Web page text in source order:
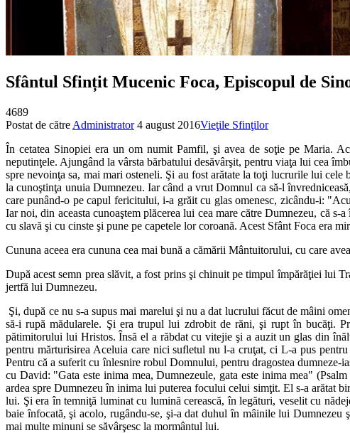
Sfântul Sfințit Mucenic Foca, Episcopul de
4689
Postat de către Administrator 4 august 2016Vieţile Sfinţilor
În cetatea Sinopiei era un om numit Pamfil, şi avea de soţie pe Maria.
neputinţele. Ajungând la vârsta bărbatului desăvârşit, pentru viaţa lui cea
spre nevoinţa sa, mai mari osteneli. Şi au fost arătate la toţi lucrurile lui
la cunoştinţa unuia Dumnezeu. Iar când a vrut Domnul ca să-l
care punând-o pe capul fericitului, i-a grăit cu glas omenesc, zicându-i:
Iar noi, din aceasta cunoaştem plăcerea lui cea mare către Dumnezeu, că
cu slavă şi cu cinste şi pune pe capetele lor coroană. Acest Sfânt Foca era
Cununa aceea era cununa cea mai bună a cămării Mântuitorului, cu care
După acest semn prea slăvit, a fost prins şi chinuit pe timpul împărăţiei lui
jertfă lui Dumnezeu.
Şi, după ce nu s-a supus mai marelui şi nu a dat lucrului făcut de mâini
să-i rupă mădularele. Şi era trupul lui zdrobit de răni, şi rupt în bucăţi.
pătimitorului lui Hristos. Însă el a răbdat cu vitejie şi a auzit un glas din
pentru mărturisirea Aceluia care nici sufletul nu l-a cruţat, ci L-a pus
Pentru că a suferit cu înlesnire robul Domnului, pentru dragostea dumneze-
cu David: "Gata este inima mea, Dumnezeule, gata este inima mea"
ardea spre Dumnezeu în inima lui puterea focului celui simţit. El s-a arătat
lui. Şi era în temniţă luminat cu lumină cerească, în legături, veselit cu
baie înfocată, şi acolo, rugându-se, şi-a dat duhul în mâinile lui
mai multe minuni se săvârşesc la mormântul lui.